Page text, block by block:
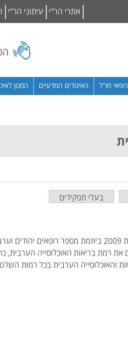
אתרי הר"י עיתוני הר"י
רופאי חו"ל האיגודים המדעיים המכון
בעלי תפקידים
החברה לקידום בריאות האוכלוסייה הערבית הוקמה כפורום
רמת בריאות האוכלוסייה הערבית,
והאוכלוסייה הערבית בכל רמות